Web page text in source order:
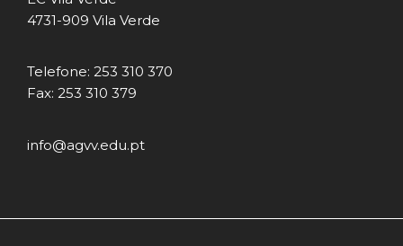
4731-909 Vila Verde
Telefone: 253 310 370
Fax: 253 310 379
info@agvv.edu.pt